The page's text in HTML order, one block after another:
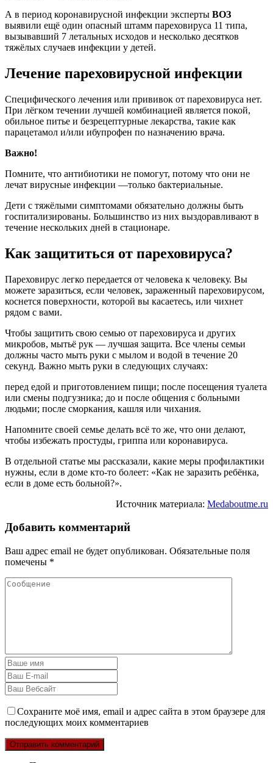
А в период коронавирусной инфекции эксперты ВОЗ
выявили ещё один опасный штамм пареховируса 11 типа,
вызывавший 7 летальных исходов и несколько десятков
тяжёлых случаев инфекции у детей.
Лечение пареховирусной инфекции
Специфического лечения или прививок от пареховируса нет.
При лёгком течении лучшей комбинацией является покой,
обильное питье и безрецептурные лекарства, такие как
парацетамол и/или ибупрофен по назначению врача.
Важно!
Помните, что антибиотики не помогут, потому что они не
лечат вирусные инфекции —только бактериальные.
Дети с тяжёлыми симптомами обязательно должны быть
госпитализированы. Большинство из них выздоравливают в
течение нескольких дней в стационаре.
Как защититься от пареховируса?
Пареховирус легко передается от человека к человеку. Вы
можете заразиться, если человек, зараженный пареховирусом,
коснется поверхности, которой вы касаетесь, или чихнет
рядом с вами.
Чтобы защитить свою семью от пареховируса и других
микробов, мытьё рук — лучшая защита. Все члены семьи
должны часто мыть руки с мылом и водой в течение 20
секунд. Важно мыть руки в следующих случаях:
перед едой и приготовлением пищи; после посещения туалета
или смены подгузника; до и после общения с больными
людьми; после сморкания, кашля или чихания.
Напомните своей семье делать всё то же, что они делают,
чтобы избежать простуды, гриппа или коронавируса.
В отдельной статье мы рассказали, какие меры профилактики
нужны, если в доме кто-то болеет: «Как не заразить ребёнка,
если в доме есть больной?».
Источник материала: Medaboutme.ru
Добавить комментарий
Ваш адрес email не будет опубликован. Обязательные поля
помечены *
Сохраните моё имя, email и адрес сайта в этом браузере для
последующих моих комментариев